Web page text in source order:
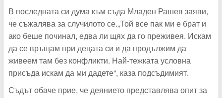
В последната си дума към съда Младен Рашев заяви,
че съжалява за случилото се.„Той все пак ми е брат и
ако беше починал, едва ли щях да го преживея. Искам
да се връщам при децата си и да продължим да
живеем там без конфликти. Най-тежката условна
присъда искам да ми дадете“, каза подсъдимият.
Съдът обаче прие, че деянието представлява опит за